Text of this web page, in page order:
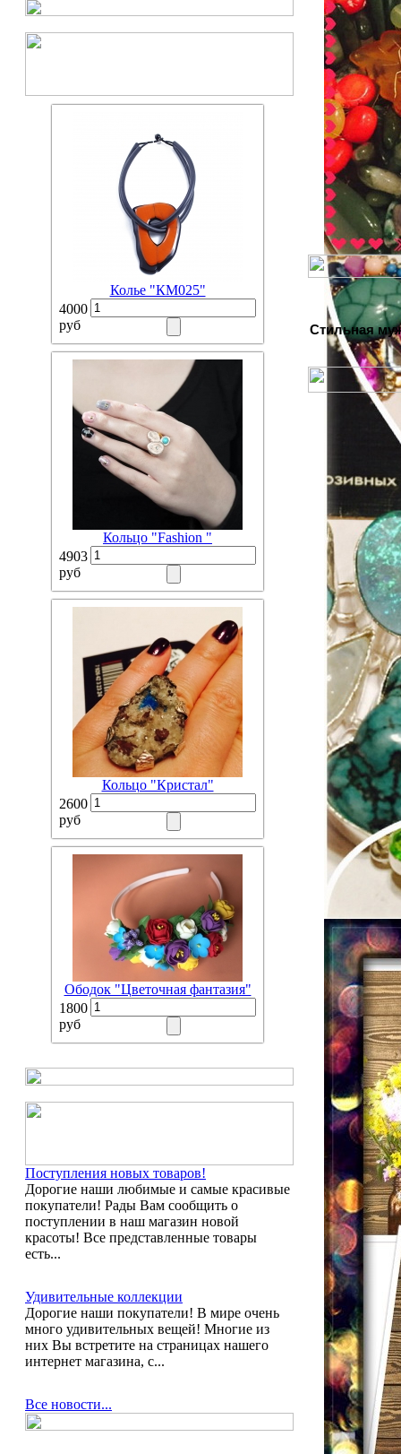
Колье "КМ025"
4000
руб
Кольцо "Fashion "
4903
руб
Кольцо "Кристал"
2600
руб
Ободок "Цветочная фантазия"
1800
руб
Поступления новых товаров!
Дорогие наши любимые и самые красивые
покупатели! Рады Вам сообщить о
поступлении в наш магазин новой
красоты! Все представленные товары
есть...
Удивительные коллекции
Дорогие наши покупатели! В мире очень
много удивительных вещей! Многие из
них Вы встретите на страницах нашего
интернет магазина, с...
Все новости...
Стильная